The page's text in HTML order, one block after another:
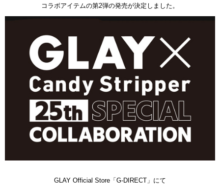
コラボアイテムの第2弾の発売が決定しました。
GLAY Official Store「G-DIRECT」 にて